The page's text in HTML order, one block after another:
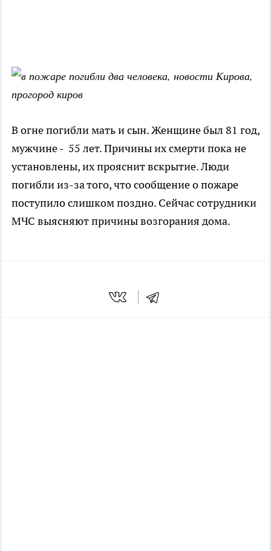
В огне погибли мать и сын. Женщине был 81 год,
мужчине - 55 лет. Причины их смерти пока не
установлены, их прояснит вскрытие. Люди
погибли из-за того, что сообщение о пожаре
поступило слишком поздно. Сейчас сотрудники
МЧС выясняют причины возгорания дома.